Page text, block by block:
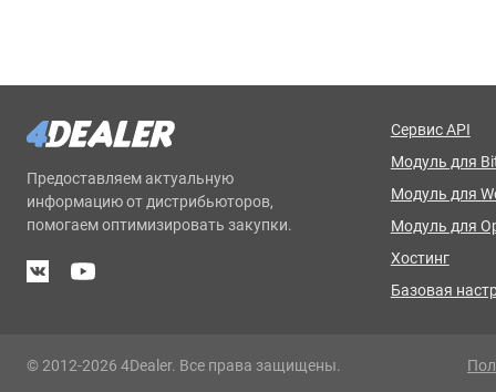
Предоставляем актуальную
информацию от дистрибьюторов,
помогаем оптимизировать закупки.
Сервис API
Модуль для
Модуль для
Модуль для
Хостинг
Базовая
© 2012-2026 4Dealer. Все права защищены.